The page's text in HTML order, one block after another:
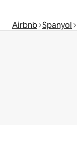
Airbnb Spanyol